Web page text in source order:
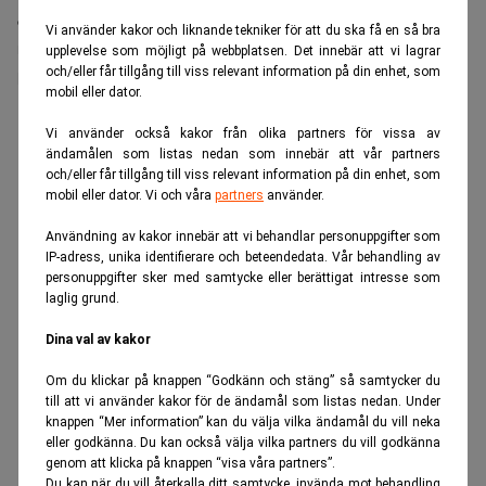
Vi använder kakor och liknande tekniker för att du ska få en så bra
upplevelse som möjligt på webbplatsen. Det innebär att vi lagrar
och/eller får tillgång till viss relevant information på din enhet, som
mobil eller dator.
Vi använder också kakor från olika partners för vissa av
ändamålen som listas nedan som innebär att vår partners
och/eller får tillgång till viss relevant information på din enhet, som
mobil eller dator. Vi och våra partners använder.
Användning av kakor innebär att vi behandlar personuppgifter som
IP-adress, unika identifierare och beteendedata. Vår behandling av
personuppgifter sker med samtycke eller berättigat intresse som
laglig grund.
Dina val av kakor
Om du klickar på knappen “Godkänn och stäng” så samtycker du
till att vi använder kakor för de ändamål som listas nedan. Under
knappen “Mer information” kan du välja vilka ändamål du vill neka
eller godkänna. Du kan också välja vilka partners du vill godkänna
genom att klicka på knappen “visa våra partners”.
ett omtag i chefskulturen med målet att skapa en
miljö där problem lyfts tidigt och missnöje får ta
plats.